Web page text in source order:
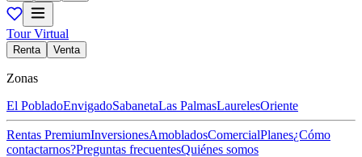
Tour Virtual
Renta Venta
Zonas
El PobladoEnvigadoSabanetaLas PalmasLaurelesOriente
Rentas PremiumInversionesAmobladosComercialPlanes¿Cómo
contactarnos?Preguntas frecuentesQuiénes somos